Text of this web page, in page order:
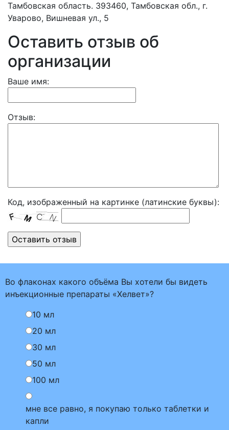
Тамбовская область. 393460, Тамбовская обл., г.
Уварово, Вишневая ул., 5
Оставить отзыв об
организации
Ваше имя:
Отзыв:
Код, изображенный на картинке (латинские буквы):
Во флаконах какого объёма Вы хотели бы видеть
инъекционные препараты «Хелвет»?
10 мл
20 мл
30 мл
50 мл
100 мл
мне все равно, я покупаю только таблетки и
капли